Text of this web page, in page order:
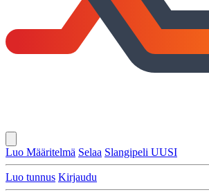
Luo Määritelmä Selaa Slangipeli UUSI
Luo tunnus Kirjaudu